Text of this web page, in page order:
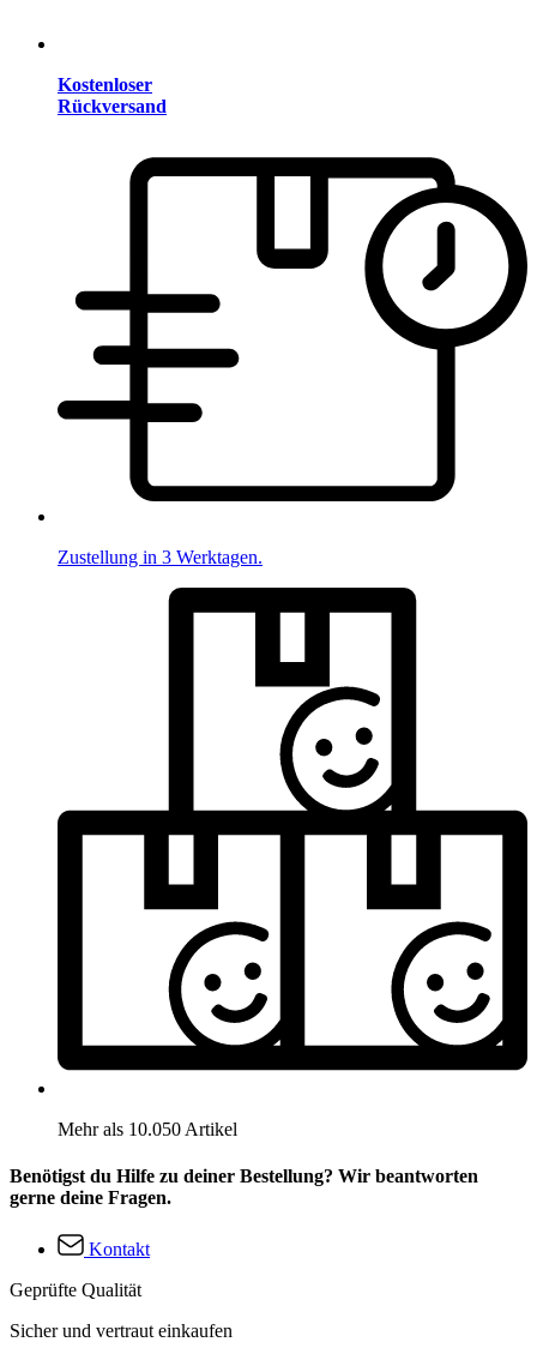
Kostenloser
Rückversand
Zustellung in 3 Werktagen.
Mehr als 10.050 Artikel
Benötigst du Hilfe zu deiner Bestellung? Wir beantworten
gerne deine Fragen.
Kontakt
Geprüfte Qualität
Sicher und vertraut einkaufen